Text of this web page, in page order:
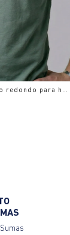
Camiseta ajuste slim cuello redondo para hombre